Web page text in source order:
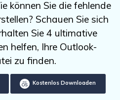
vom Mac-System
Testen
Daten kostenlos
ALLE FUNKTIONEN ENTDECKEN
Sign In
können Sie die fehlende
Schauen Sie sich
Sie 4 ultimative
helfen, Ihre Outlook-
zu finden.
Kostenlos Downloaden